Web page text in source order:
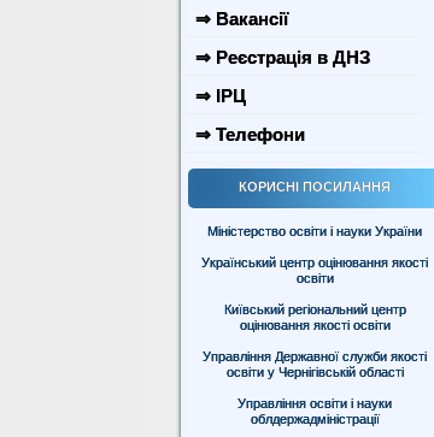
⇒ Вакансії
⇒ Реєстрація в ДНЗ
⇒ ІРЦ
⇒ Телефони
КОРИСНІ ПОСИЛАННЯ
Міністерство освіти і науки України
Український центр оцінювання якості
освіти
Київський регіональний центр
оцінювання якості освіти
Управління Державної служби якості
освіти у Чернігівській області
Управління освіти і науки
облдержадміністрації